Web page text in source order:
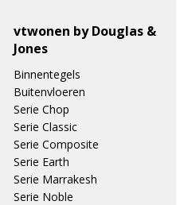
vtwonen by Douglas &
Jones
Binnentegels
Buitenvloeren
Serie Chop
Serie Classic
Serie Composite
Serie Earth
Serie Marrakesh
Serie Noble